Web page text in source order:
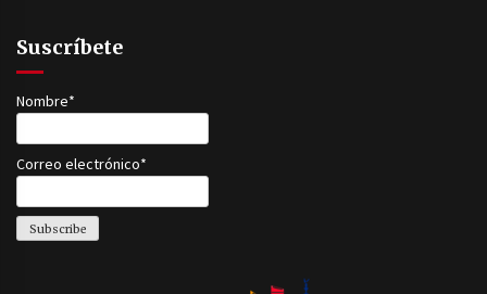
Suscríbete
Nombre*
Correo electrónico*